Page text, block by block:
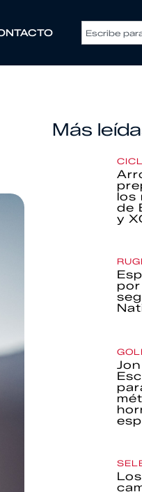
Más
los
de
y